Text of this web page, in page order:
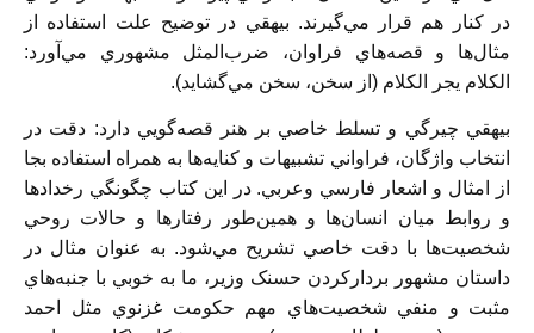
در كنار هم قرار مي‌گيرند. بيهقي در توضيح علت استفاده از
مثال‌ها و قصه‌هاي فراوان، ضرب‌المثل مشهوري مي‌آورد:
الكلام يجر الكلام (از سخن، سخن مي‌گشايد).
بيهقي چيرگي و تسلط خاصي بر هنر قصه‌گويي دارد: دقت در
انتخاب واژگان، فراواني تشبيهات و كنايه‌ها به همراه استفاده بجا
از امثال و اشعار فارسي وعربي. در اين كتاب چگونگي رخدادها
و روابط ميان انسان‌ها و همين‌طور رفتارها و حالات روحي
شخصيت‌ها با دقت خاصي تشريح مي‌شود. به عنوان مثال در
داستان مشهور برداركردن حسنک وزير، ما به خوبي با جنبه‌هاي
مثبت و منفي شخصيت‌هاي مهم حكومت غزنوي مثل احمد